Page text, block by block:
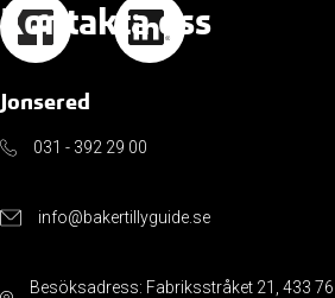
Kontakta oss
Jonsered
031 - 392 29 00
info@bakertillyguide.se
Besöksadress: Fabriksstråket 21, 433